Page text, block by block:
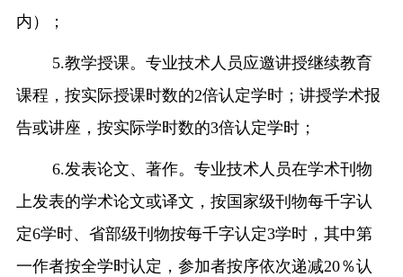
内）；
5.教学授课。专业技术人员应邀讲授继续教育
课程，按实际授课时数的2倍认定学时；讲授学术报
告或讲座，按实际学时数的3倍认定学时；
6.发表论文、著作。专业技术人员在学术刊物
上发表的学术论文或译文，按国家级刊物每千字认
定6学时、省部级刊物按每千字认定3学时，其中第
一作者按全学时认定，参加者按序依次递减20％认